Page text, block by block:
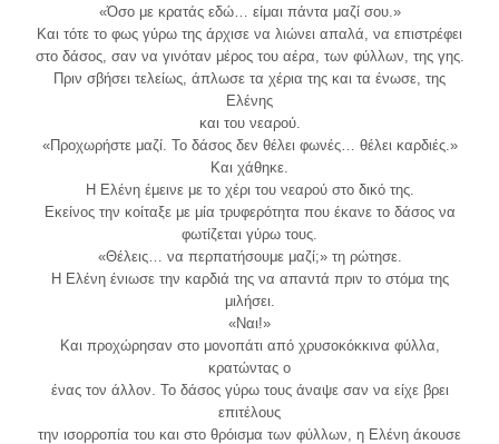
«Όσο με κρατάς εδώ… είμαι πάντα μαζί σου.»
Και τότε το φως γύρω της άρχισε να λιώνει απαλά, να επιστρέφει
στο δάσος, σαν να γινόταν μέρος του αέρα, των φύλλων, της γης.
Πριν σβήσει τελείως, άπλωσε τα χέρια της και τα ένωσε, της
Ελένης
και του νεαρού.
«Προχωρήστε μαζί. Το δάσος δεν θέλει φωνές… θέλει καρδιές.»
Και χάθηκε.
Η Ελένη έμεινε με το χέρι του νεαρού στο δικό της.
Εκείνος την κοίταξε με μία τρυφερότητα που έκανε το δάσος να
φωτίζεται γύρω τους.
«Θέλεις… να περπατήσουμε μαζί;» τη ρώτησε.
Η Ελένη ένιωσε την καρδιά της να απαντά πριν το στόμα της
μιλήσει.
«Ναι!»
Και προχώρησαν στο μονοπάτι από χρυσοκόκκινα φύλλα,
κρατώντας ο
ένας τον άλλον. Το δάσος γύρω τους άναψε σαν να είχε βρει
επιτέλους
την ισορροπία του και στο θρόισμα των φύλλων, η Ελένη άκουσε